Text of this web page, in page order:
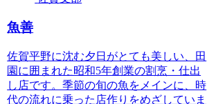
魚善
佐賀平野に沈む夕日がとても美しい、田
園に囲まれた昭和5年創業の割烹・仕出
し店です。季節の旬の魚をメインに、時
代の流れに乗った店作りをめざしていま